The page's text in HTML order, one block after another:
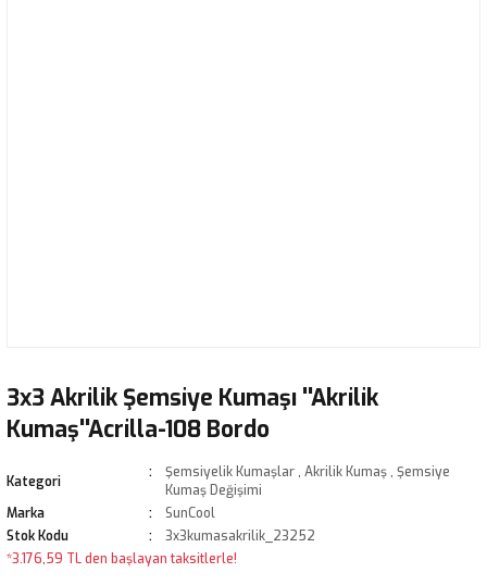
3x3 Akrilik Şemsiye Kumaşı ''Akrilik
Kumaş''Acrilla-108 Bordo
Kategori
Şemsiyelik Kumaşlar , Akrilik Kumaş , Şemsiye
Kumaş Değişimi
Marka
SunCool
Stok Kodu
3x3kumasakrilik_23252
*3.176,59 TL den başlayan taksitlerle!